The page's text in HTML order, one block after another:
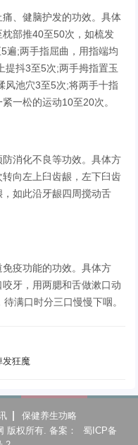
、健脑护发的功效。具体
部推40至50次，如梳发
遍;两手指屈曲，用指端均
提抖3至5次;两手拇指置玉
风池穴3至5次;将两手十指
一松的运动10至20次。
消化不良等功效。具体方
向左上臼齿龈，左下臼齿
如此沿牙龈四周搅动舌
疫功能的功效。具体方
牙，用两腮和舌做漱口动
满口时分三口慢慢下咽。
发狂魔
保健养生功略
版权所有. 备案：
蜀ICP备